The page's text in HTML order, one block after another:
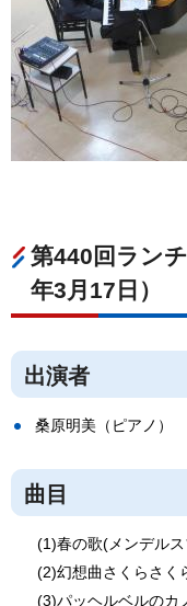
第440回ラン
年3月17日）
出演者
桑原明美（ピアノ）
曲目
(1)春の歌(メンデル
(2)幻想曲さくらさく
(3)パッヘルベルのカ